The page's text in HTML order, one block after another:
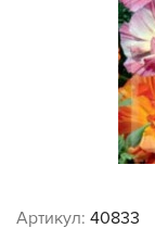
Артикул: 40833